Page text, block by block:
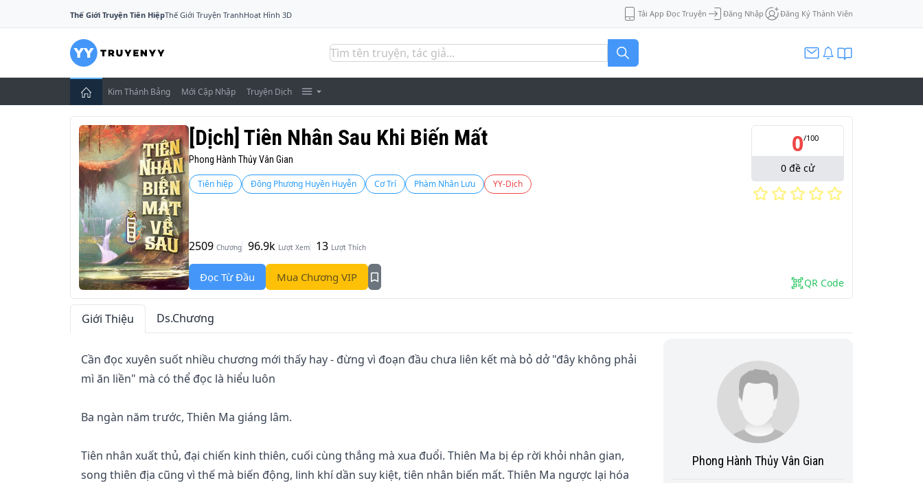
Thế Giới Truyện Tiên HiệpThế Giới Truyện TranhHoạt Hình 3D Tải App Đọc Truyện Đăng Nhập Đăng Ký Thành Viên
Kim Thánh Bảng Mới Cập Nhập Truyện Dịch
[Dịch] Tiên Nhân Sau Khi Biến Mất
Phong Hành Thủy Vân Gian
Tiên hiệp Đông Phương Huyền Huyễn Cơ Trí Phàm Nhân Lưu YY-Dịch
2509 Chương 96.9k Lượt Xem 13 Lượt Thích
Đọc Từ Đầu Mua Chương VIP
0/100
0 đề cử
QR Code
Giới Thiệu Ds.Chương
Cần đọc xuyên suốt nhiều chương mới thấy hay - đừng vì đoạn đầu chưa liên kết mà bỏ dở "đây không phải
mì ăn liền" mà có thể đọc là hiểu luôn
Ba ngàn năm trước, Thiên Ma giáng lâm.
Tiên nhân xuất thủ, đại chiến kinh thiên, cuối cùng thắng mà xua đuổi. Thiên Ma bị ép rời khỏi nhân gian,
song thiên địa cũng vì thế mà biến động, linh khí dần suy kiệt, tiên nhân biến mất. Thiên Ma ngược lại hóa
Phong Hành Thủy Vân Gian